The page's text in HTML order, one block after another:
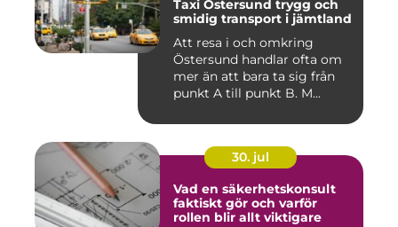
Taxi Östersund trygg och
smidig transport i jämtland
Att resa i och omkring
Östersund handlar ofta om
mer än att bara ta sig från
punkt A till punkt B. M...
30. jul
Vad en säkerhetskonsult
faktiskt gör och varför
rollen blir allt viktigare